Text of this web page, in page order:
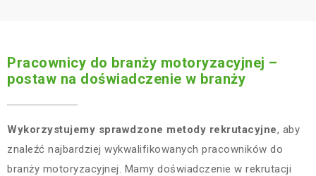
Pracownicy do branży motoryzacyjnej –
postaw na doświadczenie w branży
Wykorzystujemy sprawdzone metody rekrutacyjne, aby
znaleźć najbardziej wykwalifikowanych pracowników do
branży motoryzacyjnej. Mamy doświadczenie w rekrutacji